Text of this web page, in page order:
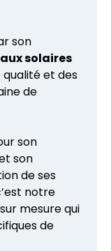
son
solaires
et des
de
son
son
de ses
notre
mesure qui
de